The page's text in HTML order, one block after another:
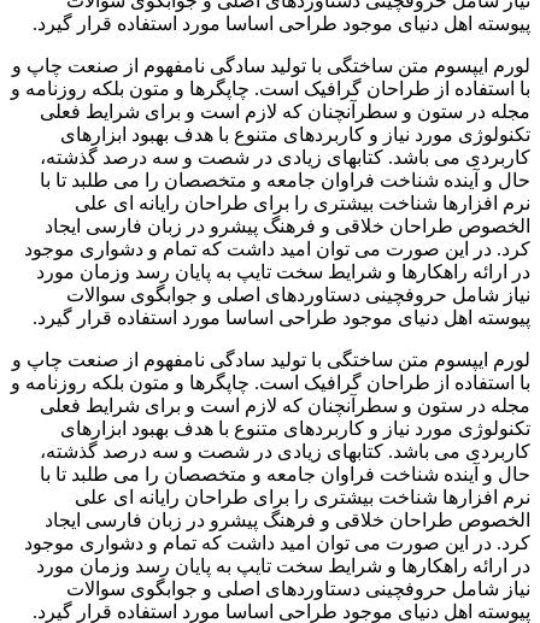
پیوسته اهل دنیای موجود طراحی اساسا مورد استفاده قرار گیرد.
لورم ایپسوم متن ساختگی با تولید سادگی نامفهوم از صنعت چاپ و
با استفاده از طراحان گرافیک است. چاپگرها و متون بلکه روزنامه و
مجله در ستون و سطرآنچنان که لازم است و برای شرایط فعلی
تکنولوژی مورد نیاز و کاربردهای متنوع با هدف بهبود ابزارهای
کاربردی می باشد. کتابهای زیادی در شصت و سه درصد گذشته،
حال و آینده شناخت فراوان جامعه و متخصصان را می طلبد تا با
نرم افزارها شناخت بیشتری را برای طراحان رایانه ای علی
الخصوص طراحان خلاقی و فرهنگ پیشرو در زبان فارسی ایجاد
کرد. در این صورت می توان امید داشت که تمام و دشواری موجود
در ارائه راهکارها و شرایط سخت تایپ به پایان رسد وزمان مورد
نیاز شامل حروفچینی دستاوردهای اصلی و جوابگوی سوالات
پیوسته اهل دنیای موجود طراحی اساسا مورد استفاده قرار گیرد.
لورم ایپسوم متن ساختگی با تولید سادگی نامفهوم از صنعت چاپ و
با استفاده از طراحان گرافیک است. چاپگرها و متون بلکه روزنامه و
مجله در ستون و سطرآنچنان که لازم است و برای شرایط فعلی
تکنولوژی مورد نیاز و کاربردهای متنوع با هدف بهبود ابزارهای
کاربردی می باشد. کتابهای زیادی در شصت و سه درصد گذشته،
حال و آینده شناخت فراوان جامعه و متخصصان را می طلبد تا با
نرم افزارها شناخت بیشتری را برای طراحان رایانه ای علی
الخصوص طراحان خلاقی و فرهنگ پیشرو در زبان فارسی ایجاد
کرد. در این صورت می توان امید داشت که تمام و دشواری موجود
در ارائه راهکارها و شرایط سخت تایپ به پایان رسد وزمان مورد
نیاز شامل حروفچینی دستاوردهای اصلی و جوابگوی سوالات
پیوسته اهل دنیای موجود طراحی اساسا مورد استفاده قرار گیرد.